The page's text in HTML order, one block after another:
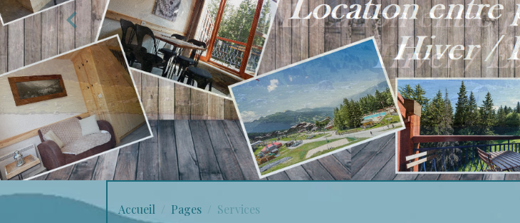
Accueil Pages Services